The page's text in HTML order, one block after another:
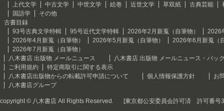
上代文学
中古文学 中世文学 絵巻 近世文学 草双紙 古典芸能
国語学
その他
古書目録
93号古典文学特輯
95号近代文学特輯 2026年2月新蒐（自筆物）
2026
2026年4月新蒐（自筆物）
2026年5月新蒐（自筆物）
2026年6月新蒐（
2026年7月新蒐（自筆物）
八木書店 出版物 メールニュース
八木書店 出版物 メールニュース・バッ
ご利用規約
特定商取引に関する表示
八木書店出版物からの転載許可申請について
個人情報保護方針
お
八木書店グループ
copyright © 八木書店 All Rights Reserved. [東京都公安委員会許可済 許可番号